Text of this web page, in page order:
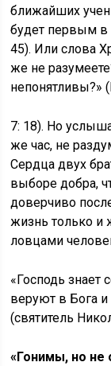
ближайших
будет первым в
45). Или слова
же не
непонятливы?»
7: 18). Но
же час, не
Сердца двух
выборе добра,
доверчиво
жизнь только и
ловцами
«Господь знает
веруют в Бога
(святитель
«Гонимы, но не